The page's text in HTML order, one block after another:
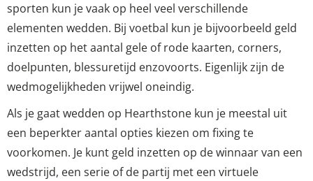
sporten kun je vaak op heel veel verschillende
elementen wedden. Bij voetbal kun je bijvoorbeeld geld
inzetten op het aantal gele of rode kaarten, corners,
doelpunten, blessuretijd enzovoorts. Eigenlijk zijn de
wedmogelijkheden vrijwel oneindig.
Als je gaat wedden op Hearthstone kun je meestal uit
een beperkter aantal opties kiezen om fixing te
voorkomen. Je kunt geld inzetten op de winnaar van een
wedstrijd, een serie of de partij met een virtuele